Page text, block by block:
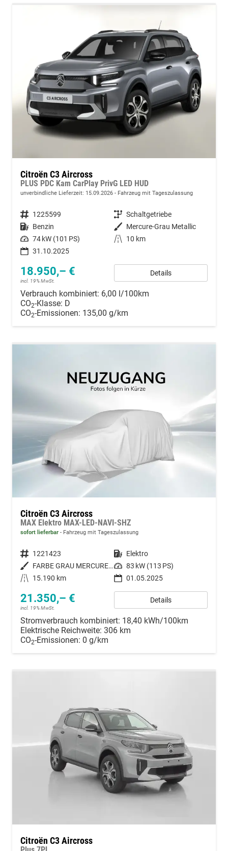
Citroën C3 Aircross
PLUS PDC Kam CarPlay PrivG LED HUD
unverbindliche Lieferzeit: 15.09.2026 Fahrzeug mit Tageszulassung
Fahrzeugnummer 1225599 Getriebe Schaltgetriebe
Kraftstoff Benzin Außenfarbe Mercure-Grau Metallic
Leistung 74 kW (101 PS) Kilometerstand
10 km
31.10.2025
18.950,– €
incl. 19% MwSt.
Details
Verbrauch kombiniert: 6,00 l/100km
CO2-Klasse: D
CO2-Emissionen: 135,00 g/km
Citroën C3 Aircross
MAX Elektro MAX-LED-NAVI-SHZ
sofort lieferbar Fahrzeug mit Tageszulassung
Fahrzeugnummer 1221423 Kraftstoff Elektro
Außenfarbe
FARBE GRAU MERCURE/TYP AUSSENVERKLEIDUNG METALLIC-LACKIERUNG Leistung 83 kW (113 PS)
Kilometerstand
15.190 km 01.05.2025
21.350,– €
incl. 19% MwSt.
Details
Stromverbrauch kombiniert: 18,40 kWh/100km
Elektrische Reichweite: 306 km
CO2-Emissionen: 0 g/km
Citroën C3 Aircross